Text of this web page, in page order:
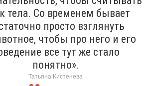
тела. Со временем бывает
просто взглянуть
чтобы про него и его
все тут же стало
понятно».
Татьяна Кистенева